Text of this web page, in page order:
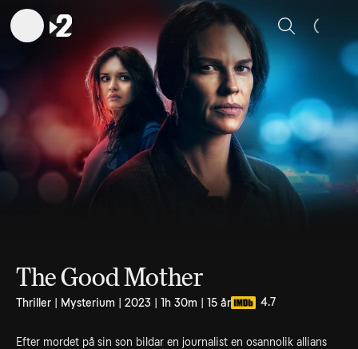
Sök
The Good Mother
Thriller | Mysterium | 2023 | 1h 30m | 15 år 4.7
Efter mordet på sin son bildar en journalist en osannolik allians